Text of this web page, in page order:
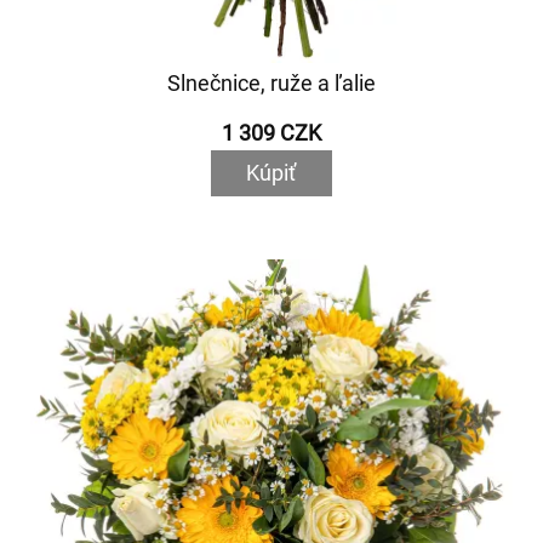
Slnečnice, ruže a ľalie
1 309 CZK
Kúpiť